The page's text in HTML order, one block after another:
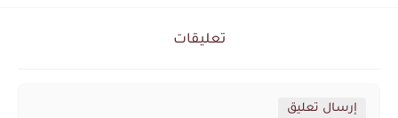
تعليقات
إرسال تعليق